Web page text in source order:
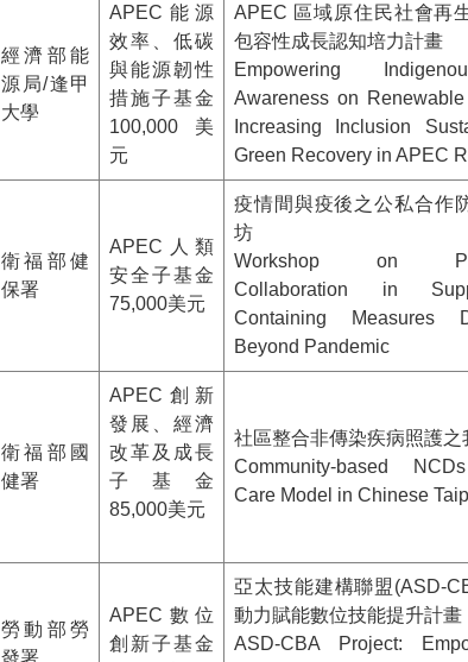
經濟部能
源局/逢甲
大學
APEC能源
效率、低碳
與能源韌性
措施子基金
100,000美
元
APEC 區域原住民社會再
包容性成長認知培力計畫
Empowering
Awareness on
Increasing Inclusion
Green Recovery in APEC
衛福部健
保署
APEC人類
安全子基金
75,000美元
疫情間與疫後之公私合作
坊
Workshop on
Collaboration in
Containing Measures
Beyond Pandemic
衛福部國
健署
APEC創新
發展、經濟
改革及成長
子基金
85,000美元
社區整合非傳染疾病照護之
Community-based
Care Model in Chinese
勞動部勞
發署
APEC數位
創新子基金
亞太技能建構聯盟(ASD-
動力賦能數位技能提升計畫
ASD-CBA Project: